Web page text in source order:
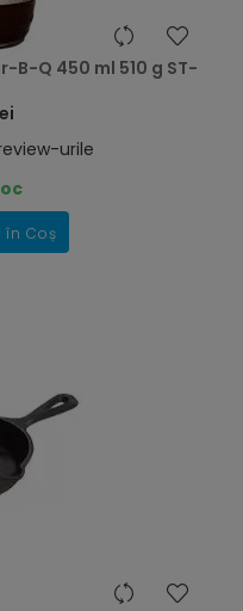
B-Q 450 ml 510 g ST-
urile
în Coș